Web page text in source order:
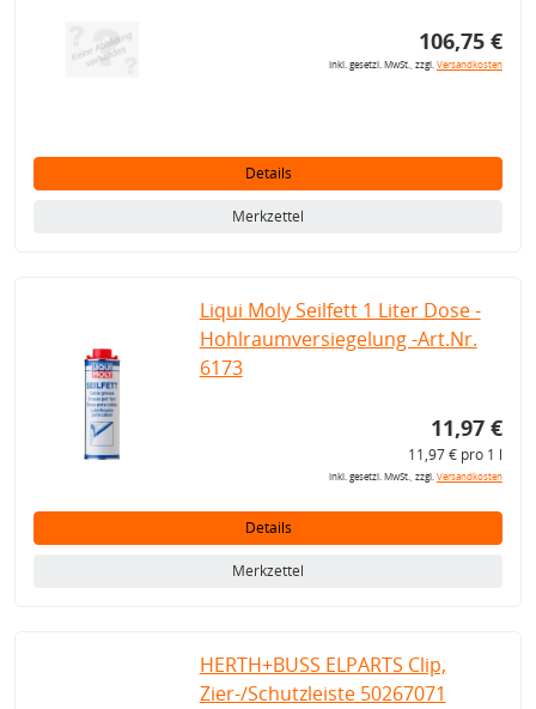
106,75 €
inkl. gesetzl. MwSt., zzgl.Versandkosten
Details
Merkzettel
Liqui Moly Seilfett 1 Liter Dose -
Hohlraumversiegelung -Art.Nr.
6173
11,97 €
11,97 € pro 1 l
inkl. gesetzl. MwSt., zzgl.Versandkosten
Details
Merkzettel
HERTH+BUSS ELPARTS Clip,
Zier-/Schutzleiste 50267071